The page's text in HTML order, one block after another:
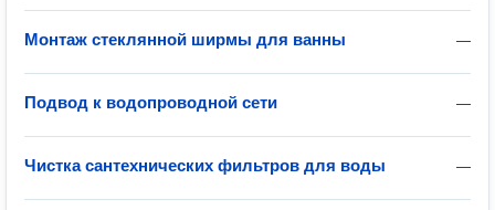
—
Монтаж стеклянной ширмы для ванны
—
Подвод к водопроводной сети
—
Чистка сантехнических фильтров для воды